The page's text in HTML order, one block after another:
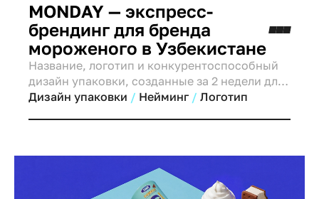
MONDAY — экспресс-
брендинг для бренда
мороженого в Узбекистане
Название, логотип и конкурентоспособный
дизайн упаковки, созданные за 2 недели для
MVP-продукта.
Дизайн упаковки Нейминг Логотип